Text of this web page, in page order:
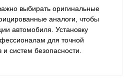
выбирать оригинальные
аналоги, чтобы
автомобиля. Установку
для точной
и систем безопасности.